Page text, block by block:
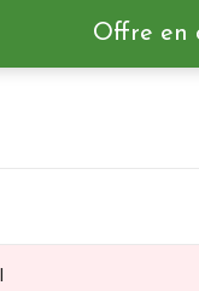
Offre en